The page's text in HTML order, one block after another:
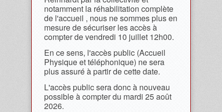
notamment la réhabilitation complète
de l'accueil , nous ne sommes plus en
mesure de sécuriser les accès à
compter de vendredi 10 juillet 12h00.
En ce sens, l'accès public (Accueil
Physique et téléphonique) ne sera
plus assuré à partir de cette date.
L'accès public sera donc à nouveau
possible à compter du mardi 25 août
2026.